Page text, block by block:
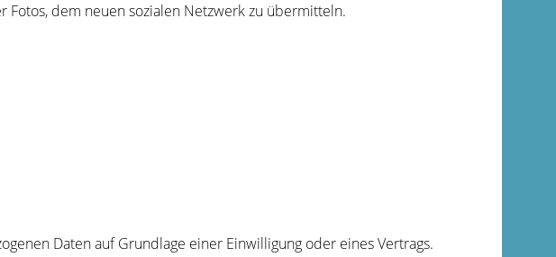
dem neuen sozialen Netzwerk zu übermitteln.
Daten auf Grundlage einer Einwilligung oder eines Vertrags.